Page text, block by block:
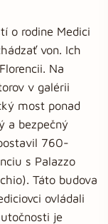
o rodine Medici
von. Ich
Na
v galérii
most ponad
a bezpečný
760-
s Palazzo
Táto budova
ovládali
je